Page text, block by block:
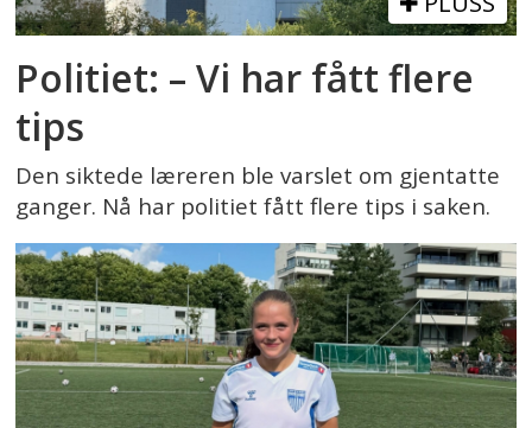
Politiet: – Vi har fått flere
tips
Den siktede læreren ble varslet om gjentatte
ganger. Nå har politiet fått flere tips i saken.